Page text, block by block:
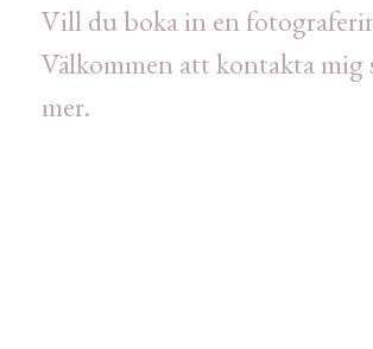
Vill du boka in en
Välkommen att kontakta mig
mer.